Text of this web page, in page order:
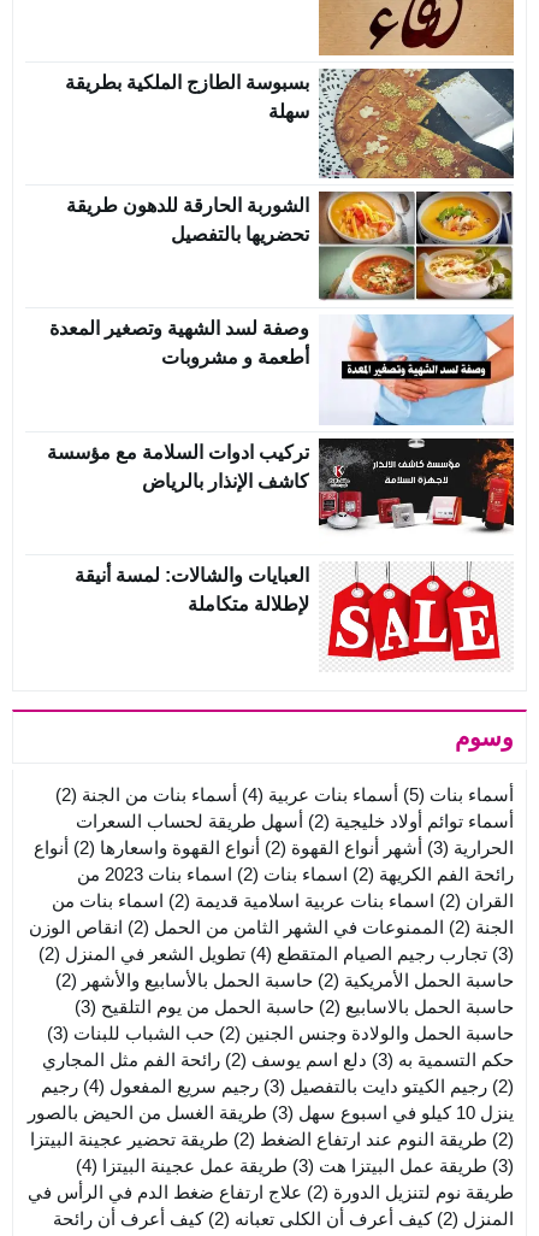
بسبوسة الطازج الملكية بطريقة
سهلة
الشوربة الحارقة للدهون طريقة
تحضريها بالتفصيل
وصفة لسد الشهية وتصغير المعدة
أطعمة و مشروبات
تركيب ادوات السلامة مع مؤسسة
كاشف الإنذار بالرياض
العبايات والشالات: لمسة أنيقة
لإطلالة متكاملة
وسوم
أسماء بنات (5) أسماء بنات عربية (4) أسماء بنات من الجنة (2)
أسماء توائم أولاد خليجية (2)
أسهل طريقة لحساب السعرات
الحرارية (3) أشهر أنواع القهوة (2) أنواع القهوة واسعارها (2)
أنواع
رائحة الفم الكريهة (2) اسماء بنات (2)
اسماء بنات 2023 من
القران (2) اسماء بنات عربية اسلامية قديمة (2)
اسماء بنات من
الجنة (2) الممنوعات في الشهر الثامن من الحمل (2)
انقاص الوزن
(3)
تجارب رجيم الصيام المتقطع (4) تطويل الشعر في المنزل (2)
حاسبة الحمل الأمريكية (2) حاسبة الحمل بالأسابيع والأشهر (2)
حاسبة الحمل بالاسابيع (2) حاسبة الحمل من يوم التلقيح (3)
حاسبة الحمل والولادة وجنس الجنين (2) حب الشباب للبنات (3)
حكم التسمية به (3) دلع اسم يوسف (2)
رائحة الفم مثل المجاري
(2)
رجيم الكيتو دايت بالتفصيل (3) رجيم سريع المفعول (4)
رجيم
ينزل 10 كيلو في اسبوع سهل
(3)
طريقة الغسل من الحيض بالصور
(2)
طريقة النوم عند ارتفاع الضغط (2)
طريقة تحضير عجينة البيتزا
(3)
طريقة عمل البيتزا هت (3) طريقة عمل عجينة البيتزا (4)
طريقة نوم لتنزيل الدورة (2)
علاج ارتفاع ضغط الدم في الرأس في
المنزل (2) كيف أعرف أن الكلى تعبانه (2)
كيف أعرف أن رائحة